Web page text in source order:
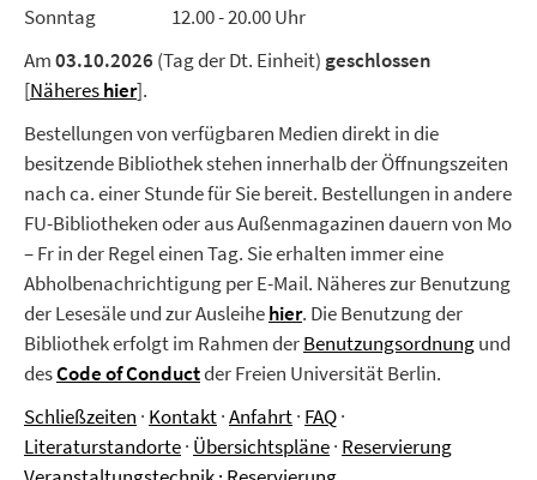
Sonntag 12.00 - 20.00 Uhr
Am03.10.2026 (Tag der Dt. Einheit) geschlossen
[Nähereshier].
Bestellungen von verfügbaren Medien direkt in die
besitzende Bibliothek stehen innerhalb der Öffnungszeiten
nach ca. einer Stunde für Sie bereit. Bestellungen in andere
FU-Bibliotheken oder aus Außenmagazinen dauern von Mo
– Fr in der Regel einen Tag. Sie erhalten immer eine
Abholbenachrichtigung per E-Mail. Näheres zur Benutzung
der Lesesäle und zur Ausleihehier. Die Benutzung der
Bibliothek erfolgt im Rahmen derBenutzungsordnungund
desCode of Conductder Freien Universität Berlin.
Schließzeiten · Kontakt·Anfahrt· FAQ·
Literaturstandorte· Übersichtspläne· Reservierung